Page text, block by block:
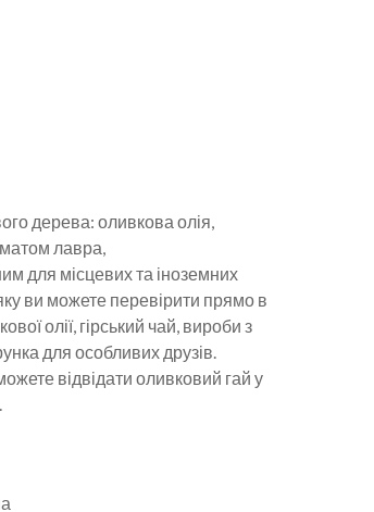
дерева: оливкова олія,
лавра,
для місцевих та іноземних
ви можете перевірити прямо в
олії, гірський чай, вироби з
для особливих друзів.
відвідати оливковий гай у